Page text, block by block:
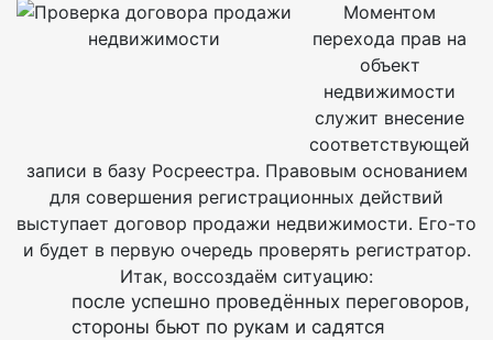
Моментом
перехода прав на
объект
недвижимости
служит внесение
соответствующей
записи в базу Росреестра. Правовым основанием
для совершения регистрационных действий
выступает договор продажи недвижимости. Его-то
и будет в первую очередь проверять регистратор.
Итак, воссоздаём ситуацию:
после успешно проведённых переговоров,
стороны бьют по рукам и садятся